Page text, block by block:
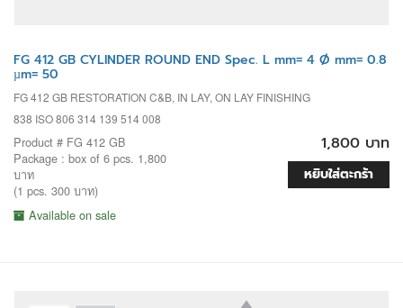
FG 412 GB CYLINDER ROUND END Spec. L mm= 4 Ø mm= 0.8
µm= 50
FG 412 GB RESTORATION C&B, IN LAY, ON LAY FINISHING
838 ISO 806 314 139 514 008
Product # FG 412 GB
Package : box of 6 pcs. 1,800
บาท
(1 pcs. 300 บาท)
Available on sale
1,800 บาท
หยิบใส่ตะกร้า